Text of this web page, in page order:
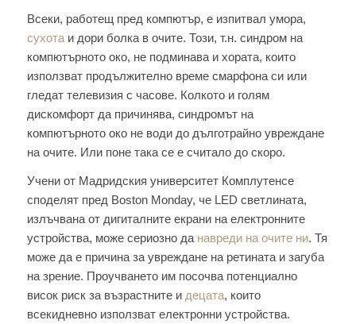
Всеки, работещ пред компютър, е изпитвал умора,
сухотаи дори болка в очите. Този, т.н. синдром на
компютърното око, не подминава и хората, които
използват продължително време смарфона си или
гледат телевизия с часове. Колкото и голям
дискомфорт да причинява, синдромът на
компютърното око не води до дълготрайно увреждане
на очите. Или поне така се е считало до скоро.
Учени от Мадридския университет Комплутенсе
споделят пред Boston Monday, че LED светлината,
излъчвана от дигиталните екрани на електронните
устройства, може сериозно да навреди на очите ни. Тя
може да е причина за увреждане на ретината и загуба
на зрение. Проучването им посочва потенциално
висок риск за възрастните и децата, които
всекидневно използват електронни устройства.